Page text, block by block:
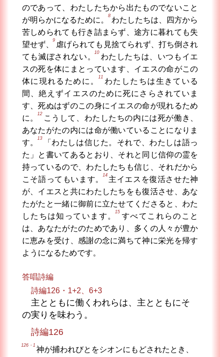
のであって、わたしたちから出たものでないこと
が明らかになるために。
8
わたしたちは、四方から
苦しめられても行き詰まらず、途方に暮れても失
望せず、
9
虐げられても見捨てられず、打ち倒され
ても滅ぼされない。
10
わたしたちは、いつもイエ
スの死を体にまとっています、イエスの命がこの
体に現れるために。
11
わたしたちは生きている
間、絶えずイエスのために死にさらされていま
す、死ぬはずのこの身にイエスの命が現れるため
に。
12
こうして、わたしたちの内には死が働き、
あなたがたの内には命が働いていることになりま
す。
13
「わたしは信じた。それで、わたしは語っ
た」と書いてあるとおり、それと同じ信仰の霊を
持っているので、わたしたちも信じ、それだから
こそ語ってもいます。
14
主イエスを復活させた神
が、イエスと共にわたしたちをも復活させ、あな
たがたと一緒に御前に立たせてくださると、わた
したちは知っています。
15
すべてこれらのこと
は、あなたがたのためであり、多くの人々が豊か
に恵みを受け、感謝の念に満ちて神に栄光を帰す
ようになるためです。
答唱詩編
詩編126・1+2、6+3
主とともに働くわれらは、主とともにそ
の実りを味わう。
詩編126
126・1
神が捕われびとをシオンにもどされたとき、